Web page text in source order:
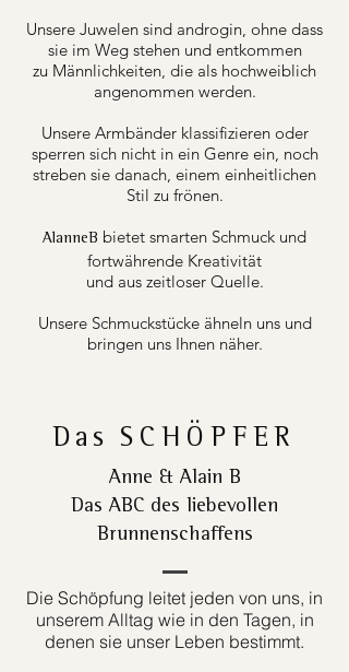
Unsere Juwelen sind androgin, ohne dass
sie im Weg stehen und entkommen
zu Männlichkeiten, die als hochweiblich
angenommen werden.
Unsere Armbänder klassifizieren oder
sperren sich nicht in ein Genre ein, noch
streben sie danach, einem einheitlichen
Stil zu frönen.
AlanneB bietet smarten Schmuck und
fortwährende Kreativität
und aus zeitloser Quelle.
Unsere Schmuckstücke ähneln uns und
bringen uns Ihnen näher.
Das SCHÖPFER
Anne & Alain B
Das ABC des liebevollen
Brunnenschaffens
Die Schöpfung leitet jeden von uns, in
unserem Alltag wie in den Tagen, in
denen sie unser Leben bestimmt.